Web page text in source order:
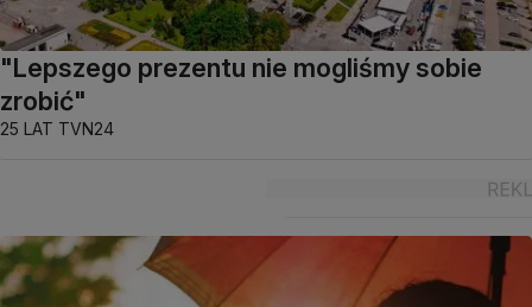
"Lepszego prezentu nie mogliśmy sobie
zrobić"
25 LAT TVN24